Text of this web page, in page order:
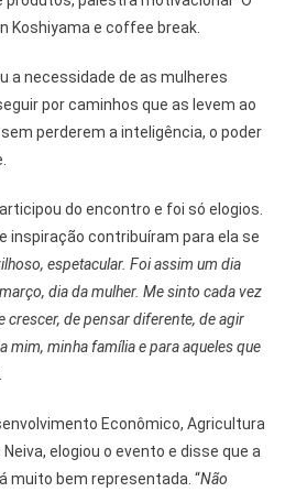
Koshiyama e coffee break.
a necessidade de as mulheres
por caminhos que as levem ao
perderem a inteligência, o poder
do encontro e foi só elogios.
inspiração contribuíram para ela se
espetacular. Foi assim um dia
dia da mulher. Me sinto cada vez
crescer, de pensar diferente, de agir
mim, minha família e para aqueles que
Econômico, Agricultura
elogiou o evento e disse que a
muito bem representada. “Não